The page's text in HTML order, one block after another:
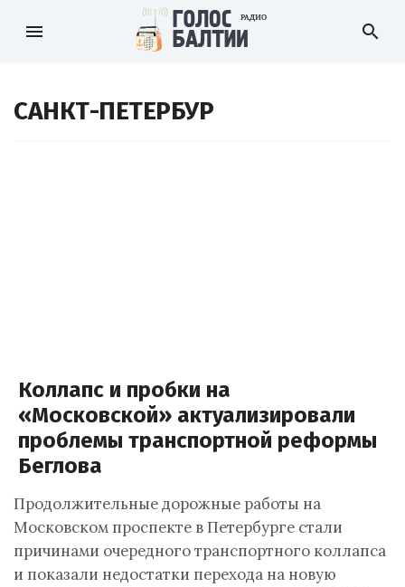
menu search
САНКТ-ПЕТЕРБУР
Коллапс и пробки на
«Московской» актуализировали
проблемы транспортной реформы
Беглова
Продолжительные дорожные работы на
Московском проспекте в Петербурге стали
причинами очередного транспортного коллапса
и показали недостатки перехода на новую